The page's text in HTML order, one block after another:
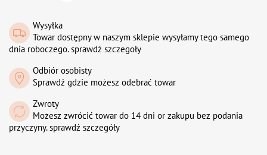
Wysyłka
Towar dostępny w naszym sklepie wysyłamy tego samego
dnia roboczego. sprawdź szczegoły
Odbiór osobisty
Sprawdź gdzie możesz odebrać towar
Zwroty
Możesz zwrócić towar do 14 dni or zakupu bez podania
przyczyny. sprawdź szczegóły